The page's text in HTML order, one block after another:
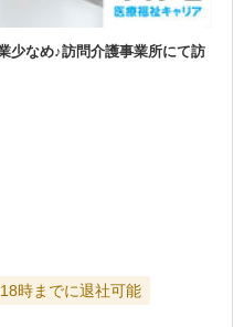
少なめ♪訪問介護事業所にて訪
18時までに退社可能